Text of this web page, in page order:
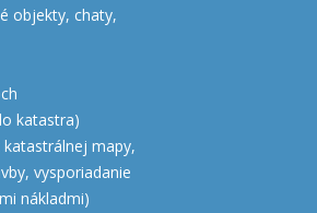
objekty, chaty,
katastra)
mapy,
vysporiadanie
nákladmi)